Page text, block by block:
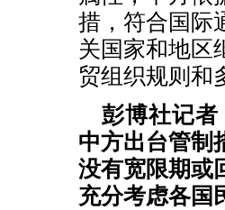
措，符合国际
关国家和地区
贸组织规则和
彭博社记
中方出台管制
没有宽限期或
充分考虑各国